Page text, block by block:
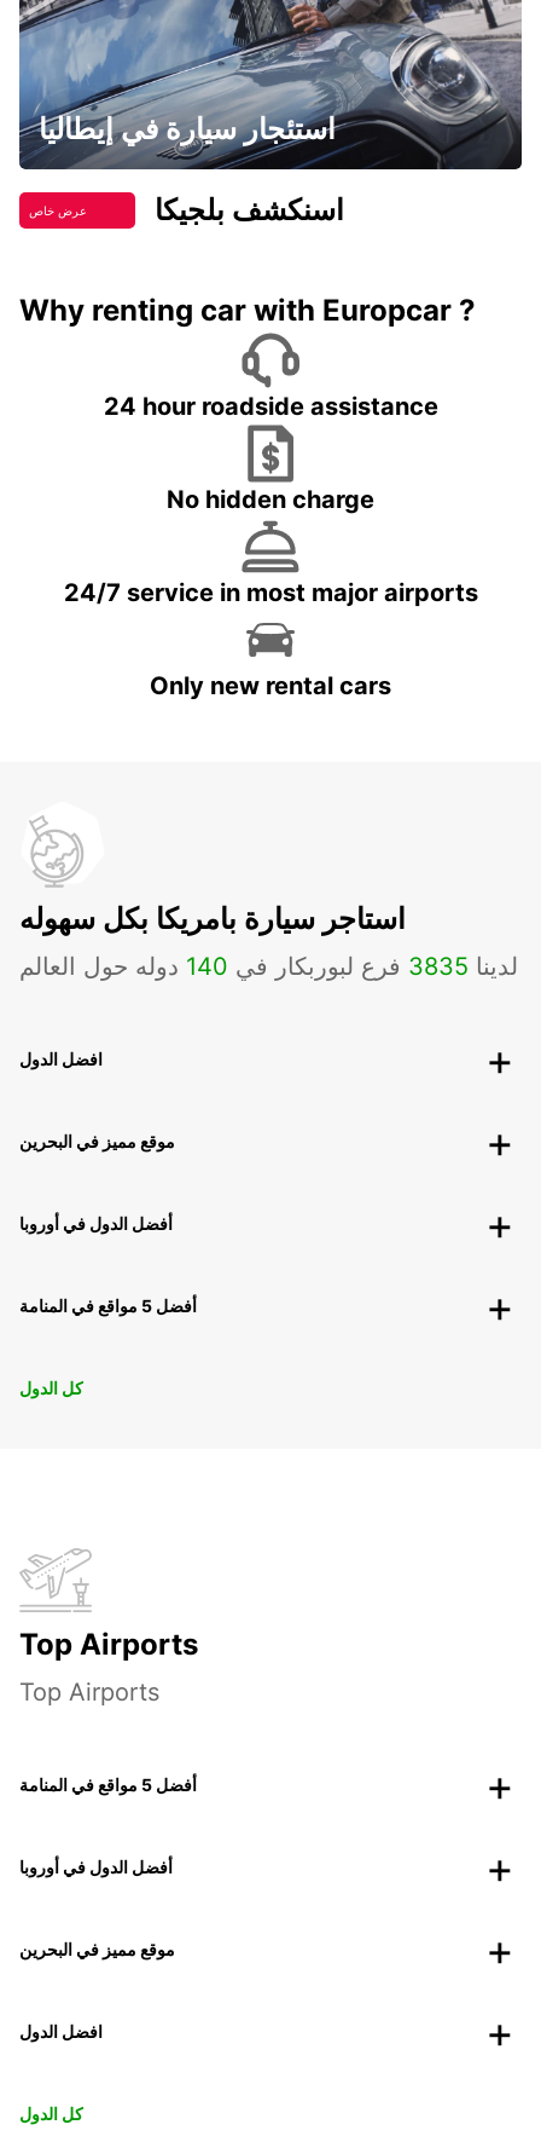
استئجار سيارة في إيطاليا
عرض خاص اسنكشف بلجيكا
Why renting car with Europcar ?
24 hour roadside assistance
No hidden charge
24/7 service in most major airports
Only new rental cars
استاجر سيارة بامريكا بكل سهوله
لدينا 3835 فرع لبوربكار في 140 دوله حول العالم
افضل الدول
موقع مميز في البحرين
أفضل الدول في أوروبا
أفضل 5 مواقع في المنامة
كل الدول
Top Airports
Top Airports
أفضل 5 مواقع في المنامة
أفضل الدول في أوروبا
موقع مميز في البحرين
افضل الدول
كل الدول